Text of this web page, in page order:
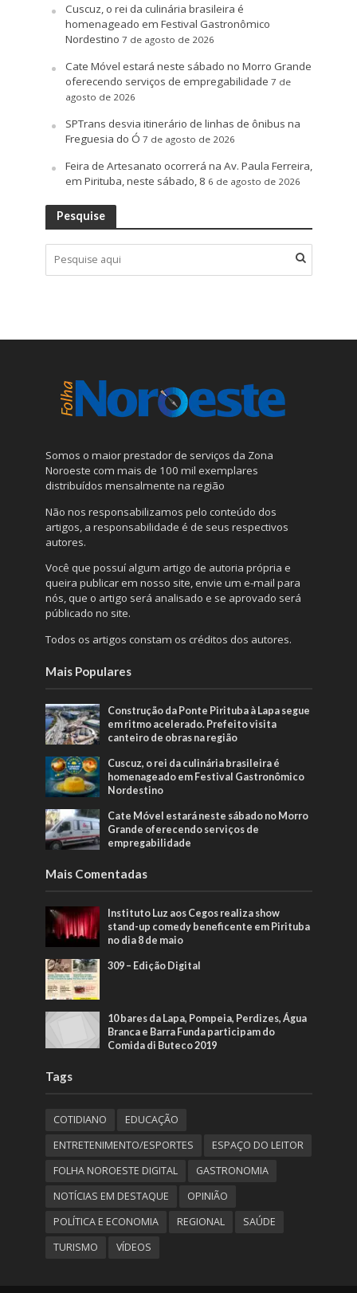
Cuscuz, o rei da culinária brasileira é
homenageado em Festival Gastronômico
Nordestino 7 de agosto de 2026
Cate Móvel estará neste sábado no Morro Grande
oferecendo serviços de empregabilidade 7 de
agosto de 2026
SPTrans desvia itinerário de linhas de ônibus na
Freguesia do Ó 7 de agosto de 2026
Feira de Artesanato ocorrerá na Av. Paula Ferreira,
em Pirituba, neste sábado, 8 6 de agosto de 2026
Pesquise
Somos o maior prestador de serviços da Zona
Noroeste com mais de 100 mil exemplares
distribuídos mensalmente na região
Não nos responsabilizamos pelo conteúdo dos
artigos, a responsabilidade é de seus respectivos
autores.
Você que possuí algum artigo de autoria própria e
queira publicar em nosso site, envie um e-mail para
nós, que o artigo será analisado e se aprovado será
públicado no site.
Todos os artigos constam os créditos dos autores.
Mais Populares
Construção da Ponte Pirituba à Lapa segue
em ritmo acelerado. Prefeito visita
canteiro de obras na região
Cuscuz, o rei da culinária brasileira é
homenageado em Festival Gastronômico
Nordestino
Cate Móvel estará neste sábado no Morro
Grande oferecendo serviços de
empregabilidade
Mais Comentadas
Instituto Luz aos Cegos realiza show
stand-up comedy beneficente em Pirituba
no dia 8 de maio
309 – Edição Digital
10 bares da Lapa, Pompeia, Perdizes, Água
Branca e Barra Funda participam do
Comida di Buteco 2019
Tags
COTIDIANO
EDUCAÇÃO
ENTRETENIMENTO/ESPORTES
ESPAÇO DO LEITOR
FOLHA NOROESTE DIGITAL
GASTRONOMIA
NOTÍCIAS EM DESTAQUE
OPINIÃO
POLÍTICA E ECONOMIA
REGIONAL
SAÚDE
TURISMO
VÍDEOS